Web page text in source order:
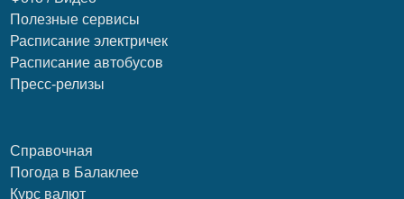
Полезные сервисы
Расписание электричек
Расписание автобусов
Пресс-релизы
Справочная
Погода в Балаклее
Курс валют